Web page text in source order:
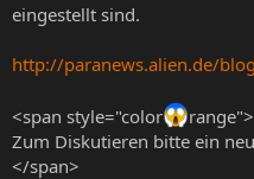
eingestellt sind.
http://paranews.alien.de/
<span style="color
Zum Diskutieren bitte ein
</span>